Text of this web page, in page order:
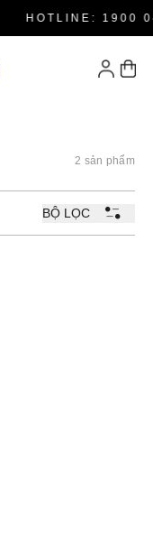
HOTLINE: 1900
2 sản phẩm
BỘ LỌC